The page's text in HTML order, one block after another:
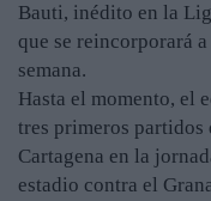
Bauti, inédito en la
que se reincorporará
semana.
Hasta el momento, el
tres primeros
Cartagena en la
estadio contra el